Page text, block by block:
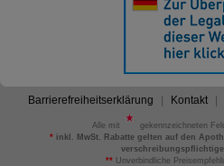
Barrierefreiheitserklärung Kontakt
Alle mit
gekennzeichneten
*inkl. MwSt. Rabatte gelten auf den
verschreibungspflichtige
** Unverbindliche